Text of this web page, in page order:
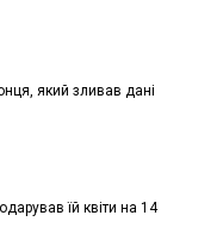
який зливав дані
їй квіти на 14